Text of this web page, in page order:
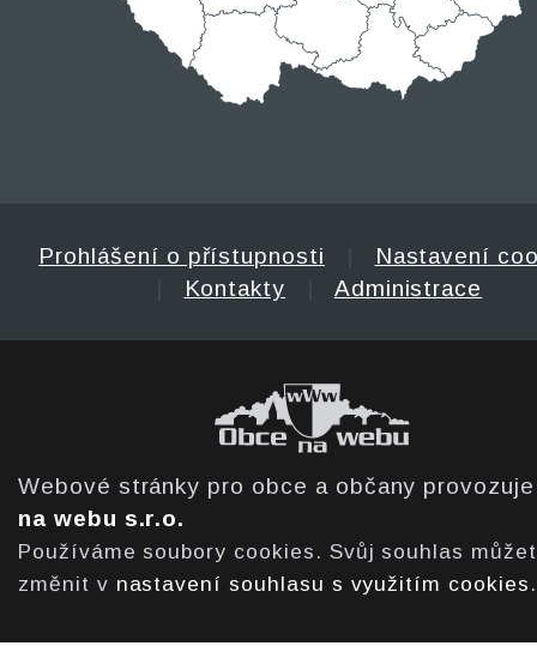
Prohlášení o přístupnosti
Nastavení
Kontakty Administrace
Webové stránky pro obce a občany
na webu s.r.o.
Používáme soubory cookies. Svůj souhlas
změnit v nastavení souhlasu s využitím cookies .